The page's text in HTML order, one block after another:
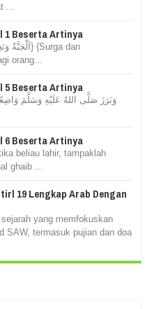
...
1 Beserta Artinya
orang...
5 Beserta Artinya
وَبَرَزَ صَلَّى اللهُ عَلَيْهِ وَسَلَّمَ
6 Beserta Artinya
ghaib ...
19 Lengkap Arab Dengan
yang memfokuskan
SAW, termasuk pujian dan doa